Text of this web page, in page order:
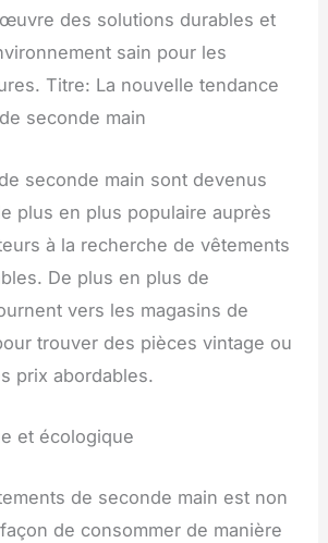
des solutions durables et
sain pour les
Titre: La nouvelle tendance
seconde main
seconde main sont devenus
plus en plus populaire auprès
à la recherche de vêtements
De plus en plus de
vers les magasins de
trouver des pièces vintage ou
prix abordables.
et écologique
de seconde main est non
de consommer de manière